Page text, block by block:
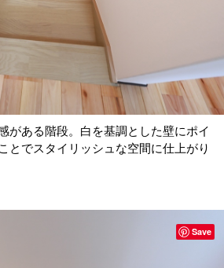
がある階段。白を基調とした壁にポイ
とでスタイリッシュな空間に仕上がり
Save